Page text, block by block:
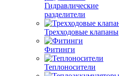
Гидравлические
разделители
Трехходовые клапаны
Фитинги
Теплоносители